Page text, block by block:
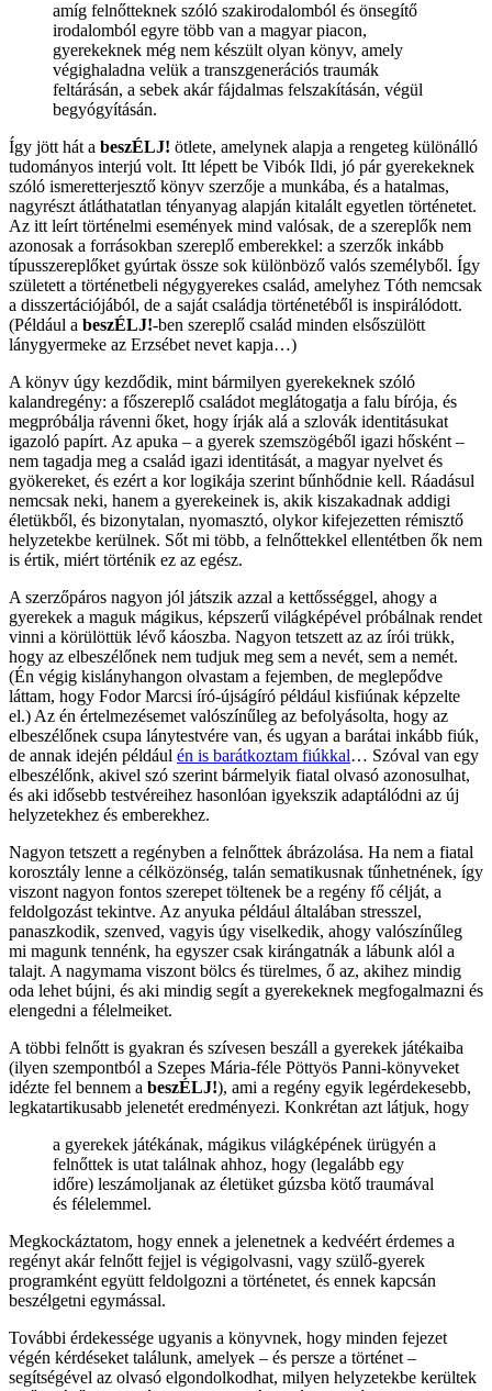
amíg felnőtteknek szóló szakirodalomból és önsegítő
irodalomból egyre több van a magyar piacon,
gyerekeknek még nem készült olyan könyv, amely
végighaladna velük a transzgenerációs traumák
feltárásán, a sebek akár fájdalmas felszakításán, végül
begyógyításán.
Így jött hát a beszÉLJ! ötlete, amelynek alapja a rengeteg különálló
tudományos interjú volt. Itt lépett be Vibók Ildi, jó pár gyerekeknek
szóló ismeretterjesztő könyv szerzője a munkába, és a hatalmas,
nagyrészt átláthatatlan tényanyag alapján kitalált egyetlen történetet.
Az itt leírt történelmi események mind valósak, de a szereplők nem
azonosak a forrásokban szereplő emberekkel: a szerzők inkább
típusszereplőket gyúrtak össze sok különböző valós személyből. Így
született a történetbeli négygyerekes család, amelyhez Tóth nemcsak
a disszertációjából, de a saját családja történetéből is inspirálódott.
(Például a beszÉLJ!-ben szereplő család minden elsőszülött
lánygyermeke az Erzsébet nevet kapja…)
A könyv úgy kezdődik, mint bármilyen gyerekeknek szóló
kalandregény: a főszereplő családot meglátogatja a falu bírója, és
megpróbálja rávenni őket, hogy írják alá a szlovák identitásukat
igazoló papírt. Az apuka – a gyerek szemszögéből igazi hősként –
nem tagadja meg a család igazi identitását, a magyar nyelvet és
gyökereket, és ezért a kor logikája szerint bűnhődnie kell. Ráadásul
nemcsak neki, hanem a gyerekeinek is, akik kiszakadnak addigi
életükből, és bizonytalan, nyomasztó, olykor kifejezetten rémisztő
helyzetekbe kerülnek. Sőt mi több, a felnőttekkel ellentétben ők nem
is értik, miért történik ez az egész.
A szerzőpáros nagyon jól játszik azzal a kettősséggel, ahogy a
gyerekek a maguk mágikus, képszerű világképével próbálnak rendet
vinni a körülöttük lévő káoszba. Nagyon tetszett az az írói trükk,
hogy az elbeszélőnek nem tudjuk meg sem a nevét, sem a nemét.
(Én végig kislányhangon olvastam a fejemben, de meglepődve
láttam, hogy Fodor Marcsi író-újságíró például kisfiúnak képzelte
el.) Az én értelmezésemet valószínűleg az befolyásolta, hogy az
elbeszélőnek csupa lánytestvére van, és ugyan a barátai inkább fiúk,
de annak idején például én is barátkoztam fiúkkal… Szóval van egy
elbeszélőnk, akivel szó szerint bármelyik fiatal olvasó azonosulhat,
és aki idősebb testvéreihez hasonlóan igyekszik adaptálódni az új
helyzetekhez és emberekhez.
Nagyon tetszett a regényben a felnőttek ábrázolása. Ha nem a fiatal
korosztály lenne a célközönség, talán sematikusnak tűnhetnének, így
viszont nagyon fontos szerepet töltenek be a regény fő célját, a
feldolgozást tekintve. Az anyuka például általában stresszel,
panaszkodik, szenved, vagyis úgy viselkedik, ahogy valószínűleg
mi magunk tennénk, ha egyszer csak kirángatnák a lábunk alól a
talajt. A nagymama viszont bölcs és türelmes, ő az, akihez mindig
oda lehet bújni, és aki mindig segít a gyerekeknek megfogalmazni és
elengedni a félelmeiket.
A többi felnőtt is gyakran és szívesen beszáll a gyerekek játékaiba
(ilyen szempontból a Szepes Mária-féle Pöttyös Panni-könyveket
idézte fel bennem a beszÉLJ!), ami a regény egyik legérdekesebb,
legkatartikusabb jelenetét eredményezi. Konkrétan azt látjuk, hogy
a gyerekek játékának, mágikus világképének ürügyén a
felnőttek is utat találnak ahhoz, hogy (legalább egy
időre) leszámoljanak az életüket gúzsba kötő traumával
és félelemmel.
Megkockáztatom, hogy ennek a jelenetnek a kedvéért érdemes a
regényt akár felnőtt fejjel is végigolvasni, vagy szülő-gyerek
programként együtt feldolgozni a történetet, és ennek kapcsán
beszélgetni egymással.
További érdekessége ugyanis a könyvnek, hogy minden fejezet
végén kérdéseket találunk, amelyek – és persze a történet –
segítségével az olvasó elgondolkodhat, milyen helyzetekbe kerültek